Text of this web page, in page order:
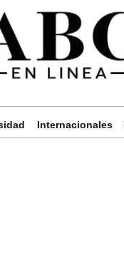
Internacionales